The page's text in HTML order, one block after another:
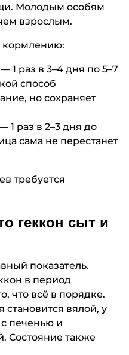
Молодым особям
взрослым.
кормлению:
раз в 3–4 дня по 5–7
способ
но сохраняет
раз в 2–3 дня до
сама не перестанет
требуется
геккон сыт и
показатель.
в период
что всё в порядке.
вялой, у
печенью и
Состояние также